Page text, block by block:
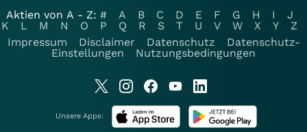
Aktien von A - Z: # A B C D E F G H I
J
K
L M N O P Q R S T U V W X Y
Z
Impressum
Disclaimer Datenschutz
Datenschutz-
Einstellungen
Nutzungsbedingungen
Unsere Apps: